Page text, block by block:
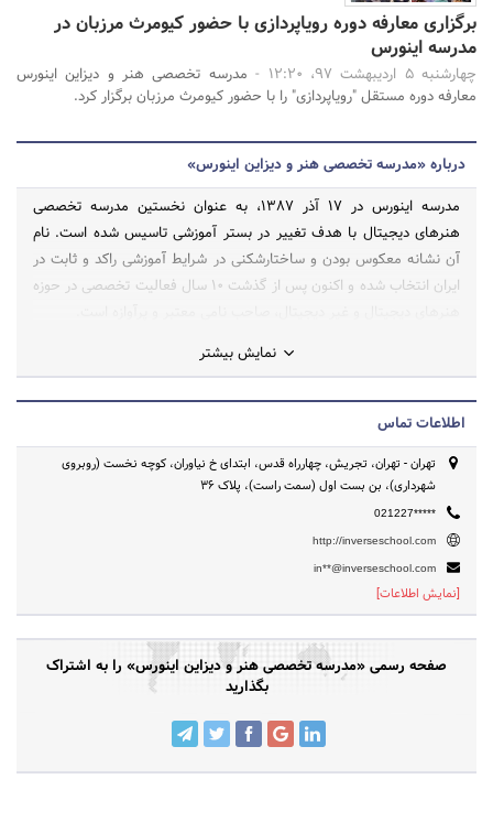
برگزاری معارفه دوره رویا‌پردازی با حضور کیومرث‌ مرزبان در
مدرسه اینورس
چهارشنبه 5 اردیبهشت 97، 12:20 -
مدرسه تخصصی هنر و دیزاین اینورس
معارفه دوره مستقل "رویاپردازی" را با حضور کیومرث مرزبان برگزار کرد.
درباره «مدرسه تخصصی هنر و دیزاین اینورس»
مدرسه اینورس در 17 آذر 1387، به عنوان نخستین مدرسه تخصصی
هنرهای دیجیتال با هدف تغییر در بستر آموزشی تاسیس شده است. نام
آن نشانه معکوس بودن و ساختار‌شکنی در شرایط آموزشی راکد و ثابت در
ایران انتخاب شده و اکنون پس از گذشت 10 سال فعالیت تخصصی در حوزه
نمایش بیشتر
اطلاعات تماس
تهران - تهران، تجریش، چهارراه قدس، ابتدای خ نیاوران، کوچه نخست (روبروی
شهرداری)، بن بست اول (سمت راست)، پلاک 36
021227*****
http://inverseschool.com
in**@inverseschool.com
[نمایش اطلاعات]
صفحه رسمی «مدرسه تخصصی هنر و دیزاین اینورس» را به اشتراک
بگذارید